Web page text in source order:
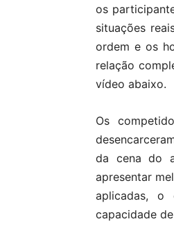
os
situações
ordem e os
relação
vídeo abaixo.
Os
da cena do
apresentar
aplicadas, o
capacidade